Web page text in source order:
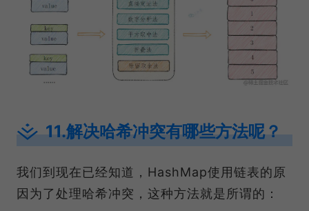
11.解决哈希冲突有哪些方法呢？
我们到现在已经知道，HashMap使用链表的原
因为了处理哈希冲突，这种方法就是所谓的：